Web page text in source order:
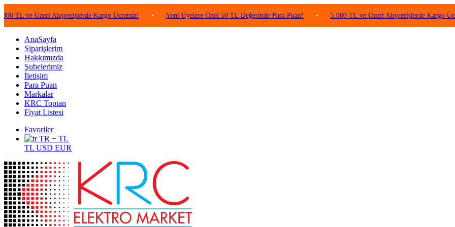
Üzeri Alışverişlerde Kargo Ücretsiz! • Yeni Üyelere Özel 50 TL Değerinde Para Puan! • 5.000 TL ve Üzeri Alışverişlerde Kargo Ücretsiz!
AnaSayfa
Siparişlerim
Hakkımızda
Şubelerimiz
İletişim
Para Puan
Markalar
KRC Toptan
Fiyat Listesi
Favoriler
TR − TL
TL USD EUR